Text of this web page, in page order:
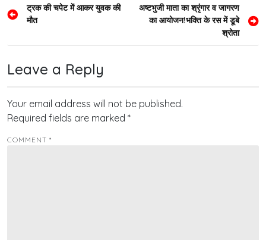
Post
navigation
ट्रक की चपेट में आकर युवक की
मौत
अष्टभुजी माता का श्रृंगार व जागरण
का आयोजन!भक्ति के रस में डूबे
श्रोता
Leave a Reply
Your email address will not be published.
Required fields are marked *
COMMENT *